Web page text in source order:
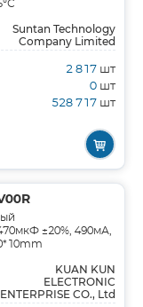
Suntan Technology
Company Limited
2 817 шт
0 шт
528 717 шт
±20%, 490мА,
KUAN KUN
ELECTRONIC
ENTERPRISE CO., Ltd